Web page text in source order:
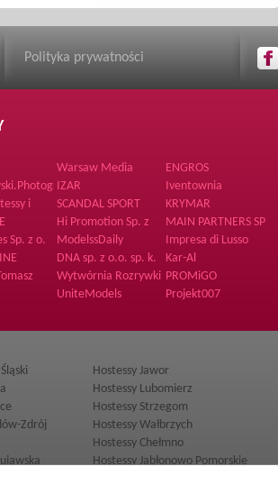
Polityka prywatności
Warsaw Media
House spółka z o.o.
ENGROS
IZAR
Iventownia
i
SCANDAL SPORT
KRYMAR
Hi Promotion Sp. z
o.o.
MAIN PARTNERS SP
Z O O
Sp. z o.
ModelssDaily
Impresa di Lusso
Supporto Sp. z o.o.
DNA sp. z o.o. sp. k.
Kar-Al
Wytwórnia Rozrywki PROMiGO
UniteModels Projekt007
Hostessy Jawor
Hostessy Lubomierz
Hostessy Strzegom
Zdrój
Hostessy Wałbrzych
Hostessy Chełmno
Hostessy Jabłonowo Pomorskie